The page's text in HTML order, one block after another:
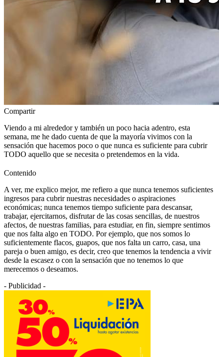
Compartir
Viendo a mi alrededor y también un poco hacia adentro, esta
semana, me he dado cuenta de que la mayoría vivimos con la
sensación que hacemos poco o que nunca es suficiente para cubrir
TODO aquello que se necesita o pretendemos en la vida.
Contenido
A ver, me explico mejor, me refiero a que nunca tenemos suficientes
ingresos para cubrir nuestras necesidades o aspiraciones
económicas; nunca tenemos tiempo suficiente para descansar,
trabajar, ejercitarnos, disfrutar de las cosas sencillas, de nuestros
afectos, de nuestras familias, para estudiar, en fin, siempre sentimos
que nos falta algo en TODO. Por ejemplo, que nos somos lo
suficientemente flacos, guapos, que nos falta un carro, casa, una
pareja o buen amigo, es decir, creo que tenemos la tendencia a vivir
desde la escasez o con la sensación que no tenemos lo que
merecemos o deseamos.
- Publicidad -